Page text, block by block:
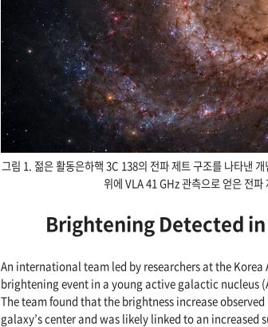
그림 1. 젊은 활동은하핵 3C 138의 전파 제트 구조를 나타낸
위에 VLA 41 GHz 관측으로 얻은 전
Brightening Detected
An international team led by researchers at the
brightening event in a young active galactic nucleus
The team found that the brightness increase
galaxy’s center and was likely linked to an